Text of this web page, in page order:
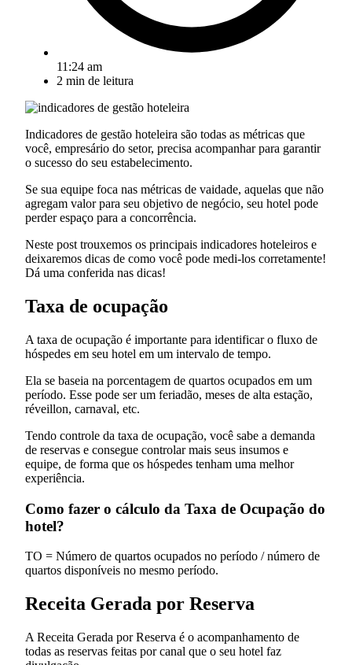
11:24 am
2 min de leitura
Indicadores de gestão hoteleira são todas as métricas que
você, empresário do setor, precisa acompanhar para garantir
o sucesso do seu estabelecimento.
Se sua equipe foca nas métricas de vaidade, aquelas que não
agregam valor para seu objetivo de negócio, seu hotel pode
perder espaço para a concorrência.
Neste post trouxemos os principais indicadores hoteleiros e
deixaremos dicas de como você pode medi-los corretamente!
Dá uma conferida nas dicas!
Taxa de ocupação
A taxa de ocupação é importante para identificar o fluxo de
hóspedes em seu hotel em um intervalo de tempo.
Ela se baseia na porcentagem de quartos ocupados em um
período. Esse pode ser um feriadão, meses de alta estação,
réveillon, carnaval, etc.
Tendo controle da taxa de ocupação, você sabe a demanda
de reservas e consegue controlar mais seus insumos e
equipe, de forma que os hóspedes tenham uma melhor
experiência.
Como fazer o cálculo da Taxa de Ocupação do
hotel?
TO = Número de quartos ocupados no período / número de
quartos disponíveis no mesmo período.
Receita Gerada por Reserva
A Receita Gerada por Reserva é o acompanhamento de
todas as reservas feitas por canal que o seu hotel faz